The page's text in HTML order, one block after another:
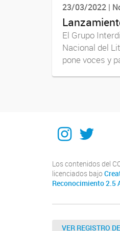
23/03/2022 |
El Grupo
Nacional del
pone voces y
Twitter
Los contenidos del
licenciados bajo
Reconocimiento 2.5
VER REGISTRO